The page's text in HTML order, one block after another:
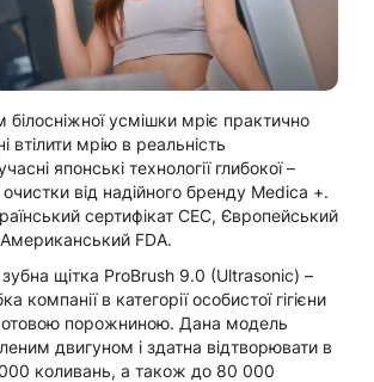
білосніжної усмішки мріє практично
втілити мрію в реальність
японські технології глибокої –
очистки від надійного бренду Medica +.
сертифікат СЕС, Європейський
FDA.
щітка ProBrush 9.0 (Ultrasonic) –
компанії в категорії особистої гігієни
порожниною. Дана модель
двигуном і здатна відтворювати в
коливань, а також до 80 000